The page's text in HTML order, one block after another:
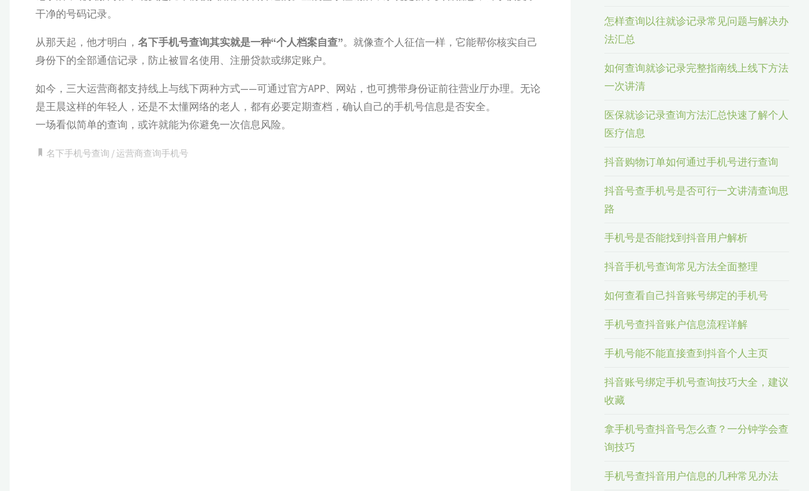
干净的号码记录。
从那天起，他才明白， 名下手机号查询其实就是一种“个人档案自查”。就像查个人征信一样，它能帮你核实自己
身份下的全部通信记录，防止被冒名使用、注册贷款或绑定账户。
如今，三大运营商都支持线上与线下两种方式——可通过官方APP、网站，也可携带身份证前往营业厅办理。无论
是王晨这样的年轻人，还是不太懂网络的老人，都有必要定期查档，确认自己的手机号信息是否安全。
一场看似简单的查询，或许就能为你避免一次信息风险。
名下手机号查询 / 运营商查询手机号
怎样查询以往就诊记录常见问题与解决办
法汇总
如何查询就诊记录完整指南线上线下方法
一次讲清
医保就诊记录查询方法汇总快速了解个人
医疗信息
抖音购物订单如何通过手机号进行查询
抖音号查手机号是否可行一文讲清查询思
路
手机号是否能找到抖音用户解析
抖音手机号查询常见方法全面整理
如何查看自己抖音账号绑定的手机号
手机号查抖音账户信息流程详解
手机号能不能直接查到抖音个人主页
抖音账号绑定手机号查询技巧大全，建议
收藏
拿手机号查抖音号怎么查？一分钟学会查
询技巧
手机号查抖音用户信息的几种常见办法